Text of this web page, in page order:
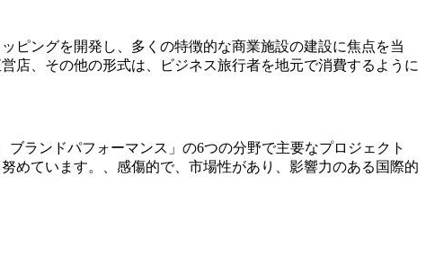
ピングを開発し、多くの特徴的な商業施設の建設に焦点を当
店、その他の形式は、ビジネス旅行者を地元で消費するように
ランドパフォーマンス」の6つの分野で主要なプロジェクト
めています。、感傷的で、市場性があり、影響力のある国際的